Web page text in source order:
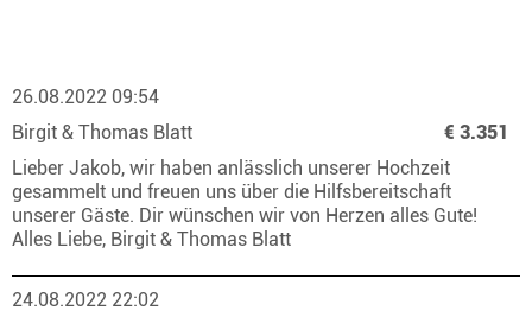
26.08.2022 09:54
Birgit & Thomas Blatt
€ 3.351
Lieber Jakob, wir haben anlässlich unserer Hochzeit
gesammelt und freuen uns über die Hilfsbereitschaft
unserer Gäste. Dir wünschen wir von Herzen alles Gute!
Alles Liebe, Birgit & Thomas Blatt
24.08.2022 22:02